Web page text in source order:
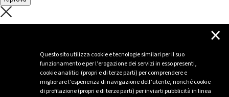
Questo sito utilizza cookie e tecnologie similari per il suo
funzionamento e per l’erogazione dei servizi in esso presenti,
cookie analitici (propri e di terze parti) per comprendere e
migliorare l’esperienza di navigazione dell’utente, nonché cookie
di profilazione (propri e di terze parti) per inviarti pubblicità in linea
×
C'è un problema con il recupero dei
Per favore riprova piú tardi